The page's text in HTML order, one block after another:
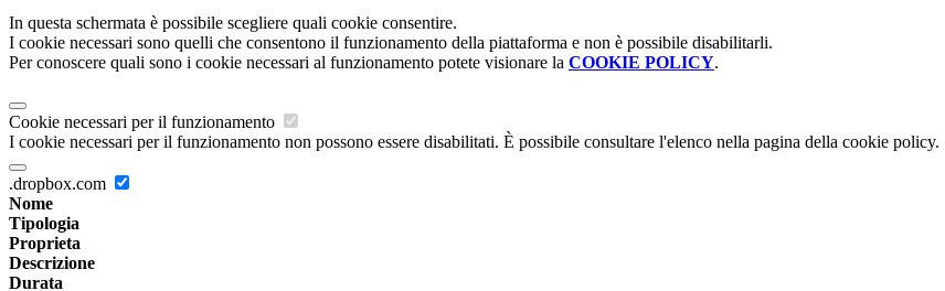
In questa schermata è possibile scegliere quali cookie consentire.
I cookie necessari sono quelli che consentono il funzionamento della piattaforma e non è possibile disabilitarli.
Per conoscere quali sono i cookie necessari al funzionamento potete visionare la COOKIE POLICY.
Cookie necessari per il funzionamento
I cookie necessari per il funzionamento non possono essere disabilitati. È possibile consultare l'elenco nella pagina della cookie policy.
.dropbox.com
Nome
Tipologia
Proprieta
Descrizione
Durata